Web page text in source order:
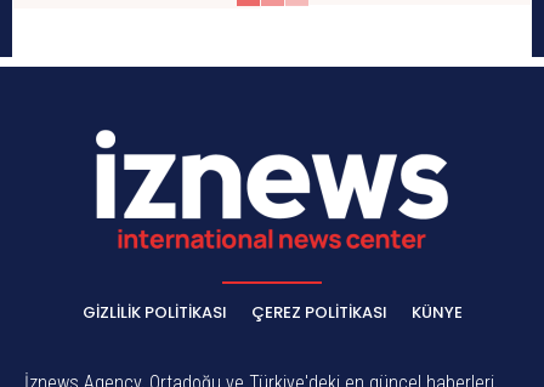
GIZLILIK POLITIKASI ÇEREZ POLITIKASI KÜNYE